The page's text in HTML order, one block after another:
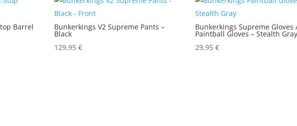
Barrel Bunkerkings V2 Supreme Pants –
Black
129,95€
Bunkerkings Supreme Gloves
Paintball Gloves – Stealth Gray
29,95 €